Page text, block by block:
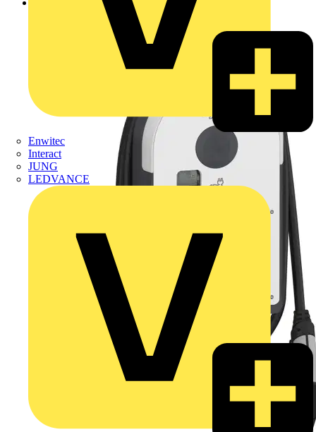
Enwitec
Interact
JUNG
LEDVANCE
Zurück zu Produkte